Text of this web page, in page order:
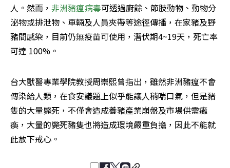
人。然而， 非洲豬瘟病毒可透過廚餘、節肢動物、動物分
泌物或排泄物、車輛及人員夾帶等途徑傳播，在家豬及野
豬間感染，目前仍無疫苗可使用，潛伏期4~19天，死亡率
可達 100%。
台大獸醫專業學院教授周崇熙曾指出，雖然非洲豬瘟不會
傳染給人類，在食安議題上似乎能讓人稍喘口氣，但是豬
隻的大量斃死，不僅會造成養豬產業崩盤及市場供需癱
瘓，大量的斃死豬隻也將造成環境嚴重負擔，因此不能就
此放下戒心。